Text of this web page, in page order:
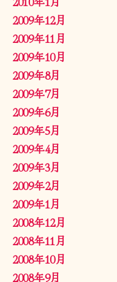
2009年12月
2009年11月
2009年10月
2009年8月
2009年7月
2009年6月
2009年5月
2009年4月
2009年3月
2009年2月
2009年1月
2008年12月
2008年11月
2008年10月
2008年9月